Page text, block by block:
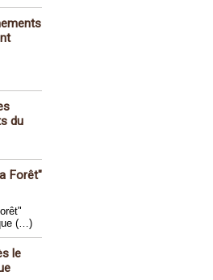
du
Forêt"
(…)
le